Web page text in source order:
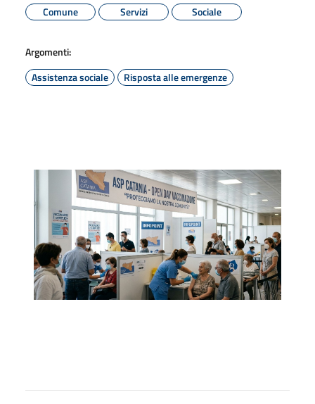
Comune
Servizi Sociale
Argomenti:
Assistenza sociale
Risposta alle emergenze